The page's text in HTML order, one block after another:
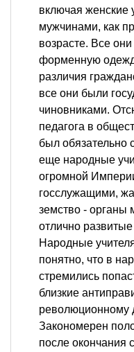
включая женские
мужчинами, как
возрасте. Все
форменную
различия
все они были
чиновниками.
педагога в
был обязательно
еще народные
огромной
госслужащими,
земство - органы
отлично
Народные
понятно, что в
стремились
близкие
революционному
Закономерен
после окончания